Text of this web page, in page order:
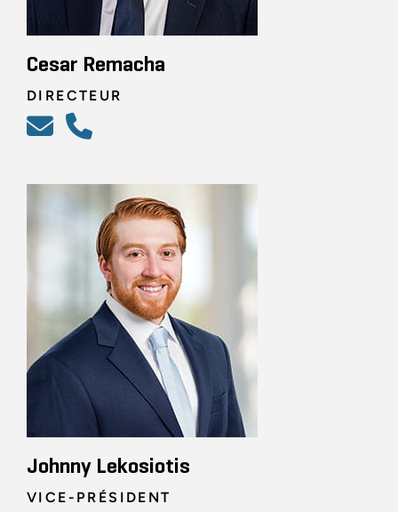
Cesar Remacha
DIRECTEUR
Johnny Lekosiotis
VICE-PRÉSIDENT